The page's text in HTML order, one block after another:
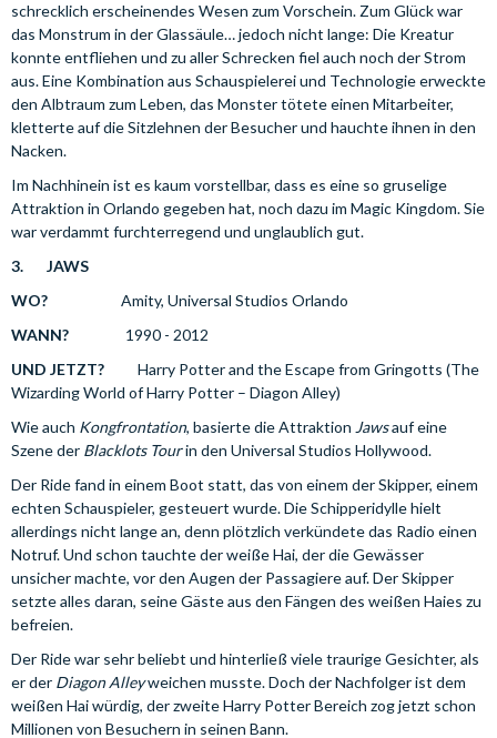
schrecklich erscheinendes Wesen zum Vorschein. Zum Glück war
das Monstrum in der Glassäule… jedoch nicht lange: Die Kreatur
konnte entfliehen und zu aller Schrecken fiel auch noch der Strom
aus. Eine Kombination aus Schauspielerei und Technologie erweckte
den Albtraum zum Leben, das Monster tötete einen Mitarbeiter,
kletterte auf die Sitzlehnen der Besucher und hauchte ihnen in den
Nacken.
Im Nachhinein ist es kaum vorstellbar, dass es eine so gruselige
Attraktion in Orlando gegeben hat, noch dazu im Magic Kingdom. Sie
war verdammt furchterregend und unglaublich gut.
3. JAWS
WO?
Amity, Universal Studios Orlando
WANN? 1990 - 2012
UND JETZT? Harry Potter and the Escape from Gringotts (The
Wizarding World of Harry Potter – Diagon Alley)
Wie auch Kongfrontation, basierte die Attraktion Jawsauf eine
Szene der Blacklots Tourin den Universal Studios Hollywood.
Der Ride fand in einem Boot statt, das von einem der Skipper, einem
echten Schauspieler, gesteuert wurde. Die Schipperidylle hielt
allerdings nicht lange an, denn plötzlich verkündete das Radio einen
Notruf. Und schon tauchte der weiße Hai, der die Gewässer
unsicher machte, vor den Augen der Passagiere auf. Der Skipper
setzte alles daran, seine Gäste aus den Fängen des weißen Haies zu
befreien.
Der Ride war sehr beliebt und hinterließ viele traurige Gesichter, als
er der Diagon Alleyweichen musste. Doch der Nachfolger ist dem
weißen Hai würdig, der zweite Harry Potter Bereich zog jetzt schon
Millionen von Besuchern in seinen Bann.